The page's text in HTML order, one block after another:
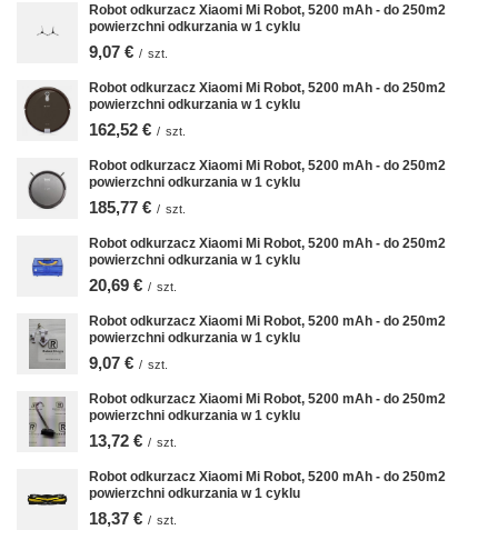
Robot odkurzacz Xiaomi Mi Robot, 5200 mAh - do 250m2
powierzchni odkurzania w 1 cyklu
9,07 € / szt.
Robot odkurzacz Xiaomi Mi Robot, 5200 mAh - do 250m2
powierzchni odkurzania w 1 cyklu
162,52 € / szt.
Robot odkurzacz Xiaomi Mi Robot, 5200 mAh - do 250m2
powierzchni odkurzania w 1 cyklu
185,77 € / szt.
Robot odkurzacz Xiaomi Mi Robot, 5200 mAh - do 250m2
powierzchni odkurzania w 1 cyklu
20,69 € / szt.
Robot odkurzacz Xiaomi Mi Robot, 5200 mAh - do 250m2
powierzchni odkurzania w 1 cyklu
9,07 € / szt.
Robot odkurzacz Xiaomi Mi Robot, 5200 mAh - do 250m2
powierzchni odkurzania w 1 cyklu
13,72 € / szt.
Robot odkurzacz Xiaomi Mi Robot, 5200 mAh - do 250m2
powierzchni odkurzania w 1 cyklu
18,37 € / szt.